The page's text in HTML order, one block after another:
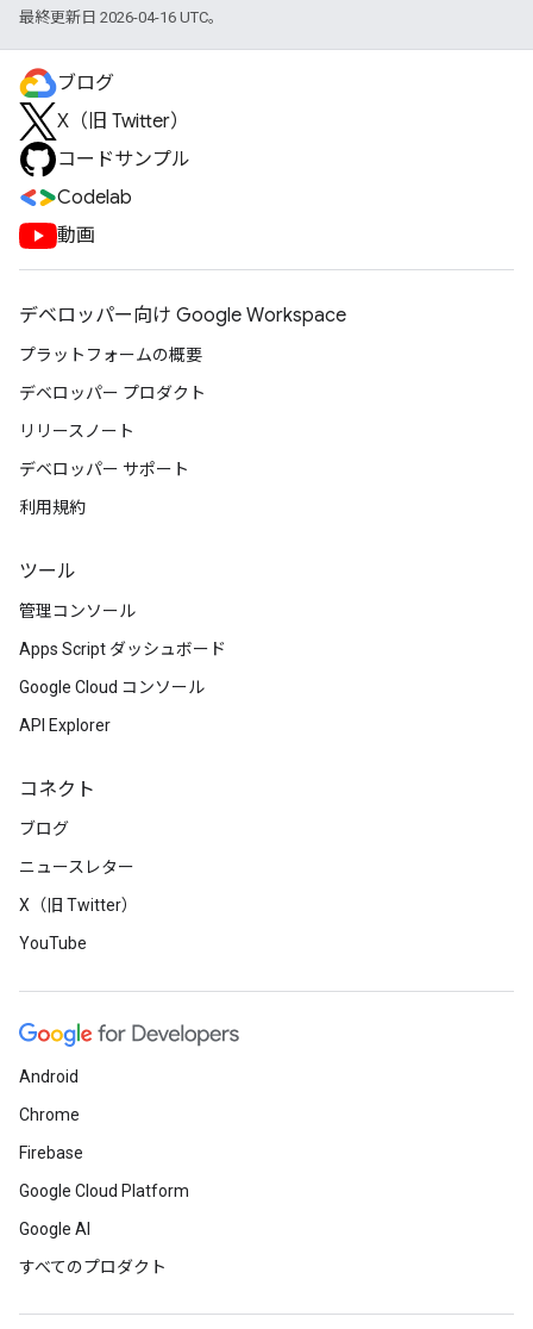
最終更新日 2026-04-16 UTC。
ブログ
X（旧 Twitter）
コードサンプル
Codelab
動画
デベロッパー向け Google Workspace
プラットフォームの概要
デベロッパー プロダクト
リリースノート
デベロッパー サポート
利用規約
ツール
管理コンソール
Apps Script ダッシュボード
Google Cloud コンソール
API Explorer
コネクト
ブログ
ニュースレター
X（旧 Twitter）
YouTube
Android
Chrome
Firebase
Google Cloud Platform
Google AI
すべてのプロダクト